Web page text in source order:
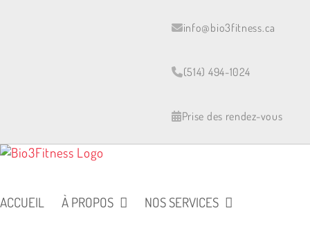
info@bio3fitness.ca
(514) 494-1024
Prise des rendez-vous
ACCUEIL À PROPOS NOS SERVICES